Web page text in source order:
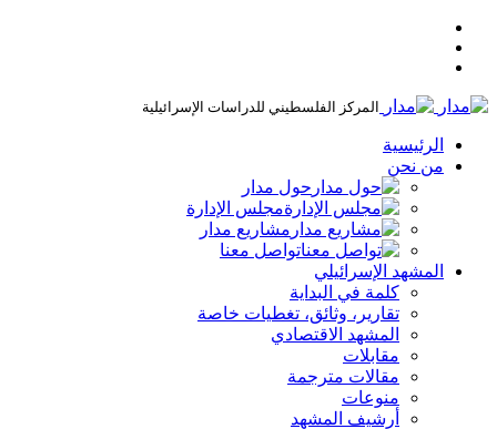
المركز الفلسطيني للدراسات الإسرائيلية
الرئيسية
من نحن
حول مدار
مجلس الإدارة
مشاريع مدار
تواصل معنا
المشهد الإسرائيلي
كلمة في البداية
تقارير، وثائق، تغطيات خاصة
المشهد الاقتصادي
مقابلات
مقالات مترجمة
منوعات
أرشيف المشهد